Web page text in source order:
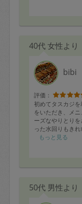
他もいつも通り
また次回もよろ
40代 女性より
bibi
評価：
初めてタスカジ
をいただき、メ
ーズなやりとり
った水回りもき
お願いさせてい
過ぎてもご対応
もっと見る
50代 男性より